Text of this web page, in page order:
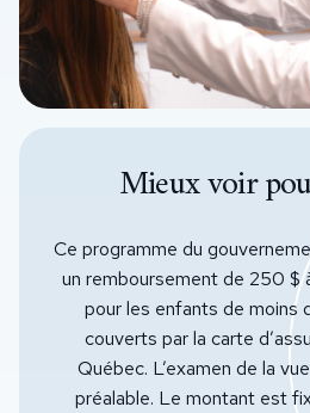
Mieux voir
Ce programme du
un remboursement de 250 $
pour les enfants de moins
couverts par la carte
Québec. L’examen de la
préalable. Le montant est